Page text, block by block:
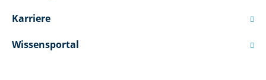
Karriere 
Wissensportal 